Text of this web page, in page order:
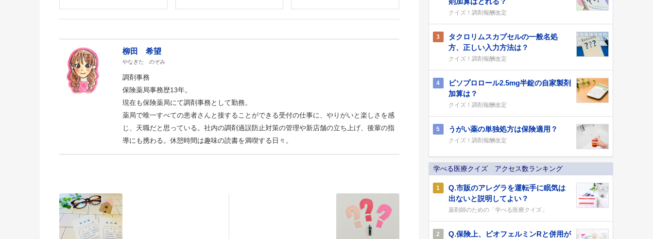
柳田 希望
やなぎた のぞみ
調剤事務
保険薬局事務歴13年。
現在も保険薬局にて調剤事務として勤務。
薬局で唯一すべての患者さんと接することができる受付の仕事に、やりがいと楽しさを感
じ、天職だと思っている。社内の調剤過誤防止対策の管理や新店舗の立ち上げ、後輩の指
導にも携わる。休憩時間は趣味の読書を満喫する日々。
クイズ！調剤報酬改定
3
タクロリムスカプセルの一般名処
方、正しい入力方法は？
クイズ！調剤報酬改定
4
ビソプロロール2.5mg半錠の自家製剤
加算は？
クイズ！調剤報酬改定
5 うがい薬の単独処方は保険適用？
クイズ！調剤報酬改定
学べる医療クイズ アクセス数ランキング
1
Q.市販のアレグラを運転手に眠気は
出ないと説明してよい？
薬剤師のための「学べる医療クイズ」
2
Q.保険上、ビオフェルミンRと併用が